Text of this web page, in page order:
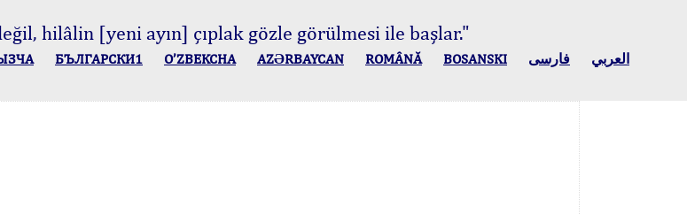
hilâlin [yeni ayın] çıplak gözle görülmesi ile başlar."
БЪЛГАРСКИ1 O’ZBEKCHA AZӘRBAYCAN ROMÂNĂ BOSANSKI العربي فارسی